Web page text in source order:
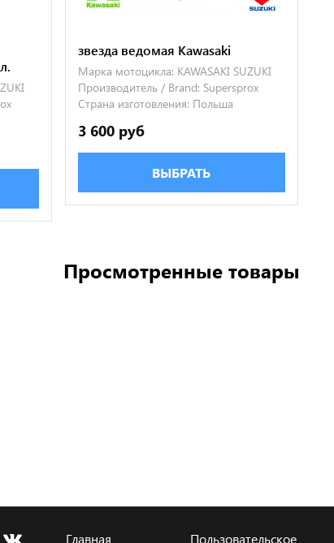
звезда ведомая Kawasaki
Марка мотоцикла: KAWASAKI SUZUKI
Производитель / Brand: Supersprox
Страна изготовления: Польша
3 600 руб
ВЫБРАТЬ
Просмотренные товары
Главная Пользовательское